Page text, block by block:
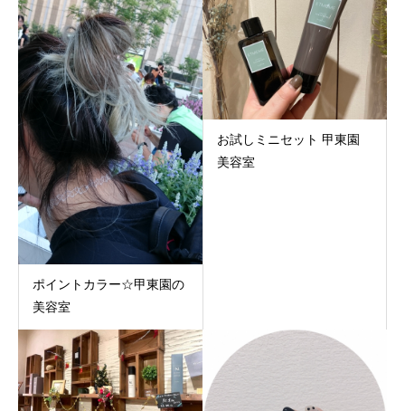
ポイントカラー☆甲東園の
美容室
お試しミニセット 甲東園
美容室